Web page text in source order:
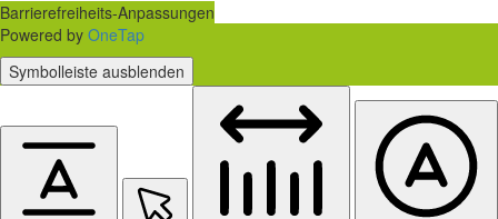
Barrierefreiheits-Anpassungen
Powered by OneTap
Symbolleiste ausblenden